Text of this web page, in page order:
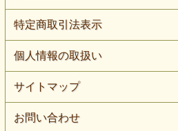
夕暮れの海へ、灰色と濃紺の水平
なボーダーです。
生地の厚さは普通～やや薄手で、
軽さを生かしたTシャツ、カット
ーバーなどにご検討いただけます。
鹿の子編みは、表面が一様に平ら
つ組織です。
特定商取引法表示
個人情報の取扱い
サイトマップ
お問い合わせ